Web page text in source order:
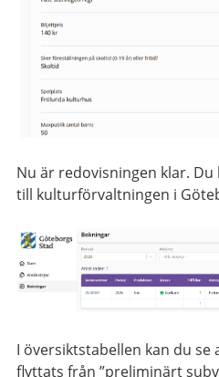
Nu är redovisningen klar. Du
till kulturförvaltningen i
I översiktstabellen kan du
flyttats från ”preliminärt